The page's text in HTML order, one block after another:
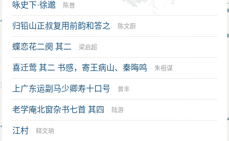
咏史下·徐邈 陈普
归铅山正叔复用前韵和答之 陈文蔚
蝶恋花二阕 其二 梁启超
喜迁莺 其二 书感，寄王病山、秦晦鸣 朱祖谋
上广东运副马少卿寿十口号 曾丰
老学庵北窗杂书七首 其四 陆游
江村 释文珦